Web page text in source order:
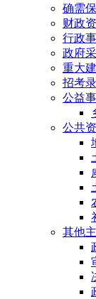
确需
财政
行政
政府
重大
招考
公益
公共
其他